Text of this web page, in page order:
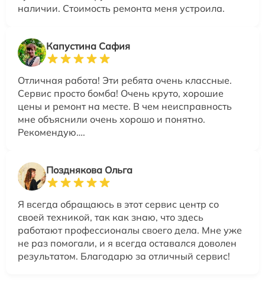
наличии. Стоимость ремонта меня устроила.
Капустина Сафия
Отличная работа! Эти ребята очень классные.
Сервис просто бомба! Очень круто, хорошие
цены и ремонт на месте. В чем неисправность
мне объяснили очень хорошо и понятно.
Рекомендую….
Позднякова Ольга
Я всегда обращаюсь в этот сервис центр со
своей техникой, так как знаю, что здесь
работают профессионалы своего дела. Мне уже
не раз помогали, и я всегда оставался доволен
результатом. Благодарю за отличный сервис!